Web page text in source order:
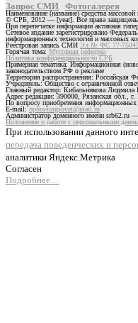
Запрос СМИ Фотогалерея
Наименование (название) средства
© СРБ, 2012 — [year]. Все права защищены.
При перепечатке информации активная
Сетевое издание зарегистрировано
информационных технологий и массовых
Реестровая запись СМИ Эл № ФС 77-
Горячая тема: Мусорная реформа
Политика конфиденциальности СРБ
Примерная тематика: Информационная
законодательством РФ о рекламе
Территория распространения: Российская
Учредитель: Общество с ограниченной
Главный редактор: Кибальникова Людмила
Адрес редакции: 390000, Рязанская обл.,
По вопросу приобретения
E-mail:opora-torgsovet@mail.ru
Администратор доменного имени srb62.ru
Положение о работе с персональными
При использовании данного
передача поведенческих и
аналитики Яндекс.Метрика
Согласен
Подробнее…